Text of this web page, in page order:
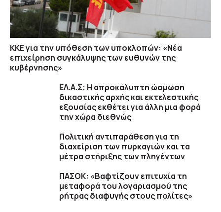
ΚΚΕ για την υπόθεση των υποκλοπών: «Νέα
επιχείρηση συγκάλυψης των ευθυνών της
κυβέρνησης»
ΕΛ.Α.Σ: Η απροκάλυπτη ώσμωση
δικαστικής αρχής και εκτελεστικής
εξουσίας εκθέτει για άλλη μια φορά
την χώρα διεθνώς
Πολιτική αντιπαράθεση για τη
διαχείριση των πυρκαγιών και τα
μέτρα στήριξης των πληγέντων
ΠΑΣΟΚ: «Βαφτίζουν επιτυχία τη
μεταφορά του λογαριασμού της
ρήτρας διαφυγής στους πολίτες»